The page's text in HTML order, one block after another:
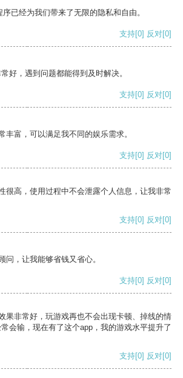
已经为我们带来了无限的隐私和自由。
支持[0] 反对[0]
好，遇到问题都能得到及时解决。
支持[0] 反对[0]
丰富，可以满足我不同的娱乐需求。
支持[0] 反对[0]
很高，使用过程中不会泄露个人信息，让我非常
支持[0] 反对[0]
问，让我能够省钱又省心。
支持[0] 反对[0]
果非常好，玩游戏再也不会出现卡顿、掉线的情
会输，现在有了这个app，我的游戏水平提升了
支持[0] 反对[0]